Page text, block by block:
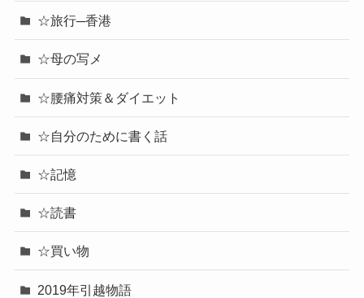
☆旅行─香港
☆母の写メ
☆腰痛対策＆ダイエット
☆自分のために書く話
☆記憶
☆読書
☆買い物
2019年引越物語